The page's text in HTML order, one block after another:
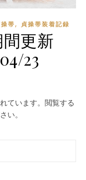
帯, 貞操帯装着記録
更新
23
ています。閲覧する
い。